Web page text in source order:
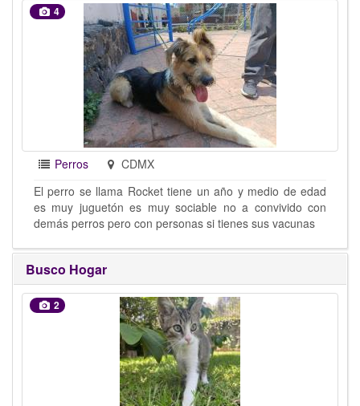
4
Perros
CDMX
El perro se llama Rocket tiene un año y medio de edad
es muy juguetón es muy sociable no a convivido con
demás perros pero con personas si tienes sus vacunas
Busco Hogar
2